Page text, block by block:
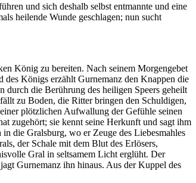
und sich deshalb selbst entmannte und eine
heilende Wunde geschlagen; nun sucht
König zu bereiten. Nach seinem Morgengebet
Königs erzählt Gurnemanz den Knappen die
die Berührung des heiligen Speers geheilt
zu Boden, die Ritter bringen den Schuldigen,
plötzlichen Aufwallung der Gefühle seinen
zugehört; sie kennt seine Herkunft und sagt ihm
die Gralsburg, wo er Zeuge des Liebesmahles
der Schale mit dem Blut des Erlösers,
Gral in seltsamem Licht erglüht. Der
Gurnemanz ihn hinaus. Aus der Kuppel des